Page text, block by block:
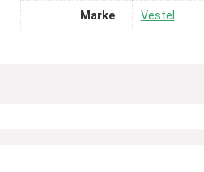
Marke Vestel